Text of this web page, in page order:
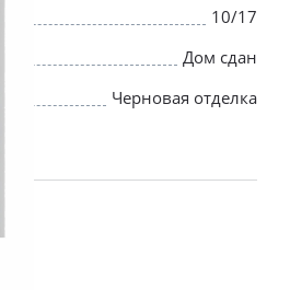
10/17
Дом сдан
Черновая отделка